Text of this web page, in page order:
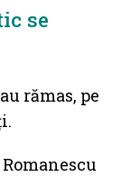
se
rămas, pe